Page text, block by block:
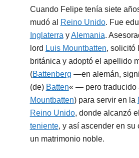
Cuando Felipe tenía siete
mudó al
Reino Unido. Fue
Inglaterra yAlemania.
lord Luis Mountbatten, solicitó
británica y adoptó el apellido
(Battenberg —en alemán,
(de) Batten« — pero traducido
Mountbatten) para servir en la
Reino Unido, donde alcanzó
teniente, y así ascender en su
un matrimonio noble.